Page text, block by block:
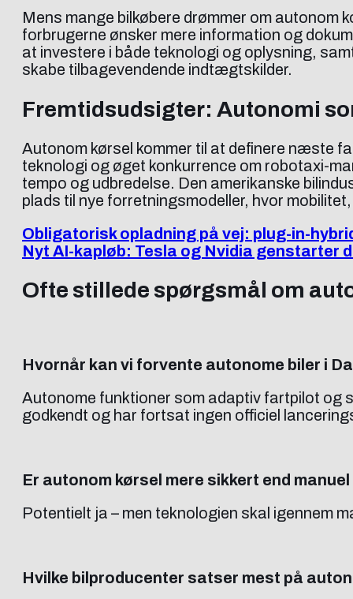
Mens mange bilkøbere drømmer om autonom
forbrugerne ønsker mere information og
at investere i både teknologi og oplysning,
skabe tilbagevendende indtægtskilder.
Fremtidsudsigter: Autonomi
Autonom kørsel kommer til at definere næste
teknologi og øget konkurrence om robotaxi-
tempo og udbredelse. Den amerikanske
plads til nye forretningsmodeller, hvor
Obligatorisk opladning på vej: plug-in-
Nyt AI-kapløb: Tesla og Nvidia genstarter
Ofte stillede spørgsmål om
Hvornår kan vi forvente autonome biler i
Autonome funktioner som adaptiv fartpilot og
godkendt og har fortsat ingen officiel
Er autonom kørsel mere sikkert end
Potentielt ja – men teknologien skal igennem
Hvilke bilproducenter satser mest på